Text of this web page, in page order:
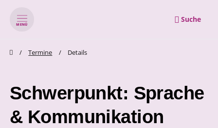
MENÜ
Suche
zum Inhalt springen
Termine Details
Schwerpunkt: Sprache
& Kommunikation